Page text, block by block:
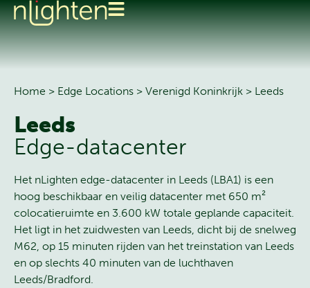
Home > Edge Locations > Verenigd Koninkrijk > Leeds
Leeds
Edge-datacenter
Het nLighten edge-datacenter in Leeds (LBA1) is een
hoog beschikbaar en veilig datacenter met 650 m²
colocatieruimte en 3.600 kW totale geplande capaciteit.
Het ligt in het zuidwesten van Leeds, dicht bij de snelweg
M62, op 15 minuten rijden van het treinstation van Leeds
en op slechts 40 minuten van de luchthaven
Leeds/Bradford.